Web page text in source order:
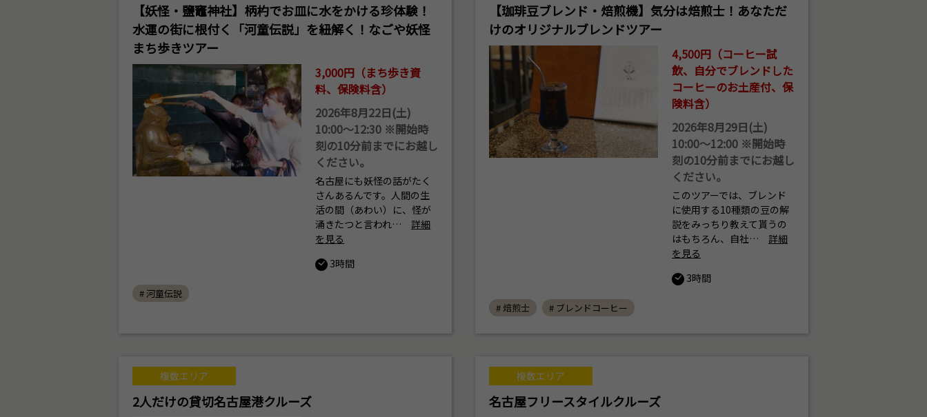
【妖怪・鹽竈神社】柄杓でお皿に水をかける珍体験！
水運の街に根付く「河童伝説」を紐解く！なごや妖怪
まち歩きツアー
3,000円（まち歩き資
料、保険料含）
2026年8月22日(土)
10:00～12:30 ※開始時
刻の10分前までにお越し
ください。
名古屋にも妖怪の話がたく
さんあるんです。人間の生
活の間（あわい）に、怪が
涌きたつと言われ…
詳細
を見る
3時間
# 河童伝説
【珈琲豆ブレンド・焙煎機】気分は焙煎士！あなただ
けのオリジナルブレンドツアー
4,500円（コーヒー試
飲、自分でブレンドした
コーヒーのお土産付、保
険料含）
2026年8月29日(土)
10:00～12:00 ※開始時
刻の10分前までにお越し
ください。
このツアーでは、ブレンド
に使用する10種類の豆の解
説をみっちり教えて貰うの
はもちろん、自社…
詳細
を見る
3時間
# 焙煎士 # ブレンドコーヒー
複数エリア
2人だけの貸切名古屋港クルーズ
複数エリア
名古屋フリースタイルクルーズ